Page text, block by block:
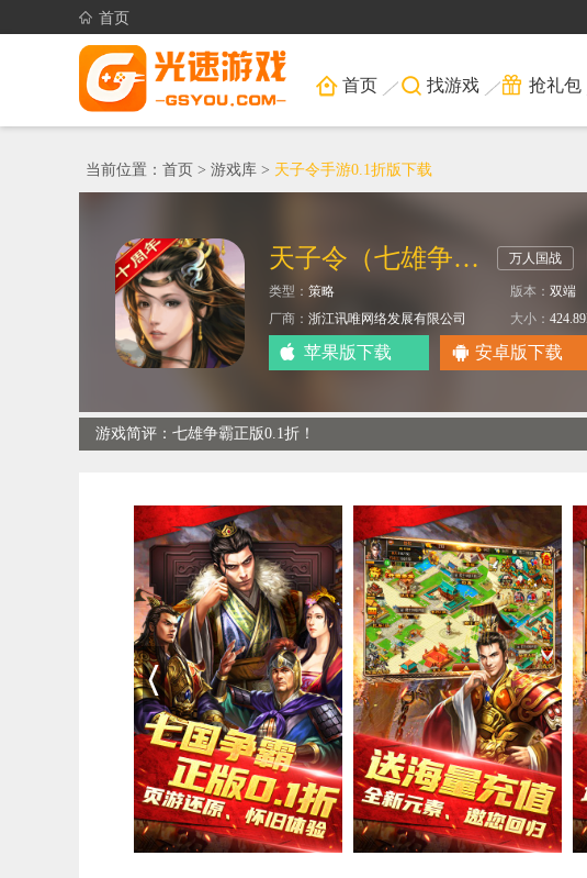
首页
首页 找游戏 抢礼包
当前位置： 首页 > 游戏库 > 天子令手游0.1折版下载
天子令（七雄争霸正版0.1折） 万人国战
类型： 策略 版本： 双端
厂商： 浙江讯唯网络发展有限公司 大小：
苹果版下载 安卓版下载
游戏简评：七雄争霸正版0.1折！